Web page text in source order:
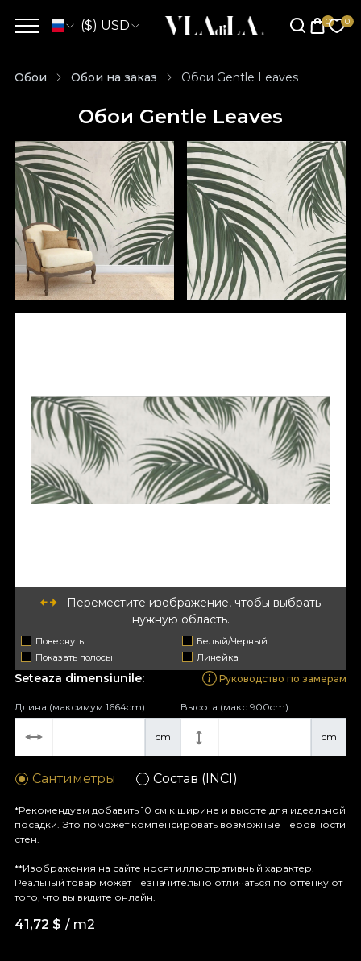
($) USD
Обои Обои на заказ Обои Gentle Leaves
Обои Gentle Leaves
Переместите изображение, чтобы выбрать
нужную область.
Повернуть
Белый/Черный
Показать полосы
Линейка
Seteaza dimensiunile: Руководство по замерам
cm
Длина (максимум 1664cm)
cm
Высота (макс 900cm)
Сантиметры Состав (INCI)
*Рекомендуем добавить 10 см к ширине и высоте для идеальной
посадки. Это поможет компенсировать возможные неровности
стен.
**Изображения на сайте носят иллюстративный характер.
Реальный товар может незначительно отличаться по оттенку от
того, что вы видите онлайн.
41,72 $ / m2